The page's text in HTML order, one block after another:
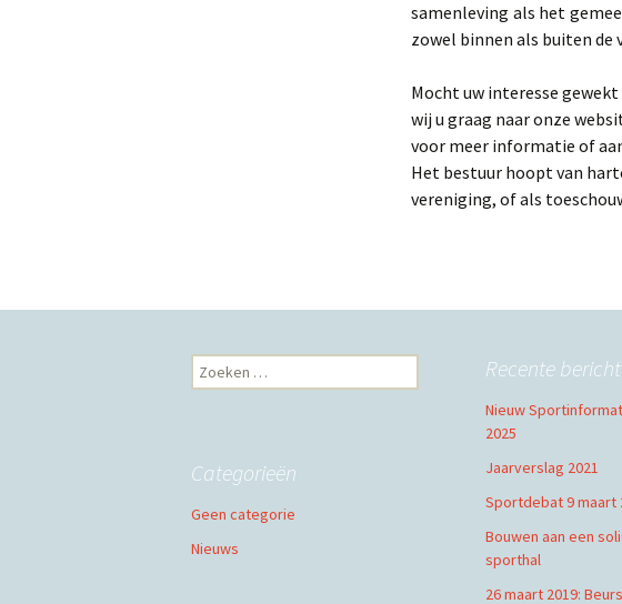
samenleving als het
zowel binnen als buiten de
Mocht uw interesse
wij u graag naar onze
voor meer informatie of
Het bestuur hoopt van
vereniging, of als
Zoeken
naar:
Recente
Nieuw
2025
Jaarverslag 2021
Sportdebat 9 maart
Bouwen aan een
sporthal
26 maart 2019:
Categorieën
Geen categorie
Nieuws